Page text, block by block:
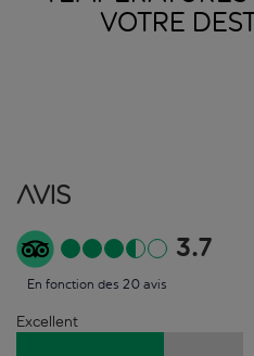
VOTRE
Avis
3.7
En fonction des 20 avis
Excellent